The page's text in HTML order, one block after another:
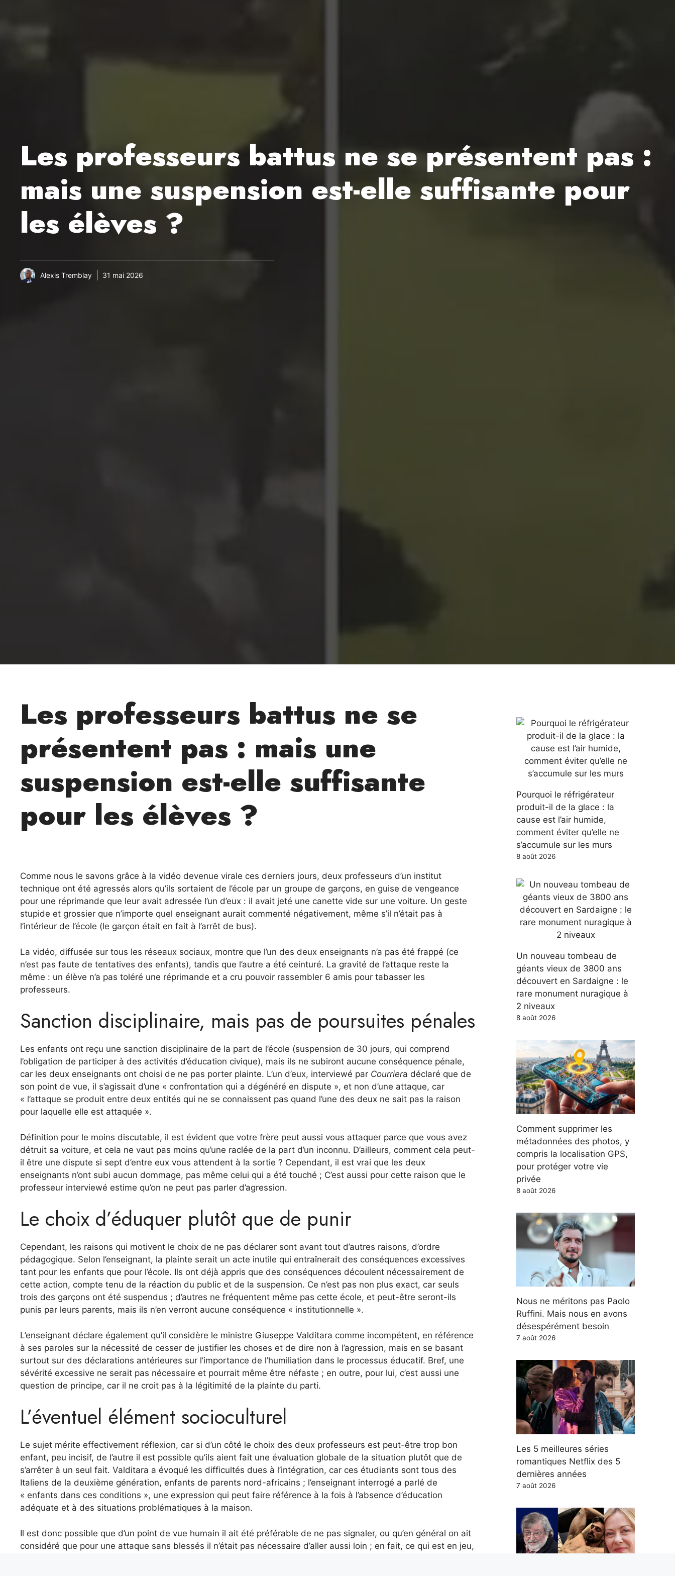
Les professeurs battus ne se présentent pas :
mais une suspension est-elle suffisante pour
les élèves ?
Alexis Tremblay 31 mai 2026
Les professeurs battus ne se
présentent pas : mais une
suspension est-elle suffisante
pour les élèves ?
Comme nous le savons grâce à la vidéo devenue virale ces derniers jours, deux professeurs d’un institut
technique ont été agressés alors qu’ils sortaient de l’école par un groupe de garçons, en guise de vengeance
pour une réprimande que leur avait adressée l’un d’eux : il avait jeté une canette vide sur une voiture. Un geste
stupide et grossier que n’importe quel enseignant aurait commenté négativement, même s’il n’était pas à
l’intérieur de l’école (le garçon était en fait à l’arrêt de bus).
La vidéo, diffusée sur tous les réseaux sociaux, montre que l’un des deux enseignants n’a pas été frappé (ce
n’est pas faute de tentatives des enfants), tandis que l’autre a été ceinturé. La gravité de l’attaque reste la
même : un élève n’a pas toléré une réprimande et a cru pouvoir rassembler 6 amis pour tabasser les
professeurs.
Sanction disciplinaire, mais pas de poursuites pénales
Les enfants ont reçu une sanction disciplinaire de la part de l’école (suspension de 30 jours, qui comprend
l’obligation de participer à des activités d’éducation civique), mais ils ne subiront aucune conséquence pénale,
car les deux enseignants ont choisi de ne pas porter plainte. L’un d’eux, interviewé par Courriera déclaré que de
son point de vue, il s’agissait d’une « confrontation qui a dégénéré en dispute », et non d’une attaque, car
« l’attaque se produit entre deux entités qui ne se connaissent pas quand l’une des deux ne sait pas la raison
pour laquelle elle est attaquée ».
Définition pour le moins discutable, il est évident que votre frère peut aussi vous attaquer parce que vous avez
détruit sa voiture, et cela ne vaut pas moins qu’une raclée de la part d’un inconnu. D’ailleurs, comment cela peut-
il être une dispute si sept d’entre eux vous attendent à la sortie ? Cependant, il est vrai que les deux
enseignants n’ont subi aucun dommage, pas même celui qui a été touché ; C’est aussi pour cette raison que le
professeur interviewé estime qu’on ne peut pas parler d’agression.
Le choix d’éduquer plutôt que de punir
Cependant, les raisons qui motivent le choix de ne pas déclarer sont avant tout d’autres raisons, d’ordre
pédagogique. Selon l’enseignant, la plainte serait un acte inutile qui entraînerait des conséquences excessives
tant pour les enfants que pour l’école. Ils ont déjà appris que des conséquences découlent nécessairement de
cette action, compte tenu de la réaction du public et de la suspension. Ce n’est pas non plus exact, car seuls
trois des garçons ont été suspendus ; d’autres ne fréquentent même pas cette école, et peut-être seront-ils
punis par leurs parents, mais ils n’en verront aucune conséquence « institutionnelle ».
L’enseignant déclare également qu’il considère le ministre Giuseppe Valditara comme incompétent, en référence
à ses paroles sur la nécessité de cesser de justifier les choses et de dire non à l’agression, mais en se basant
surtout sur des déclarations antérieures sur l’importance de l’humiliation dans le processus éducatif. Bref, une
sévérité excessive ne serait pas nécessaire et pourrait même être néfaste ; en outre, pour lui, c’est aussi une
question de principe, car il ne croit pas à la légitimité de la plainte du parti.
L’éventuel élément socioculturel
Le sujet mérite effectivement réflexion, car si d’un côté le choix des deux professeurs est peut-être trop bon
enfant, peu incisif, de l’autre il est possible qu’ils aient fait une évaluation globale de la situation plutôt que de
s’arrêter à un seul fait. Valditara a évoqué les difficultés dues à l’intégration, car ces étudiants sont tous des
Italiens de la deuxième génération, enfants de parents nord-africains ; l’enseignant interrogé a parlé de
« enfants dans ces conditions », une expression qui peut faire référence à la fois à l’absence d’éducation
adéquate et à des situations problématiques à la maison.
Il est donc possible que d’un point de vue humain il ait été préférable de ne pas signaler, ou qu’en général on ait
considéré que pour une attaque sans blessés il n’était pas nécessaire d’aller aussi loin ; en fait, ce qui est en jeu,
Pourquoi le réfrigérateur
produit-il de la glace : la
cause est l’air humide,
comment éviter qu’elle ne
s’accumule sur les murs
8 août 2026
Un nouveau tombeau de
géants vieux de 3800 ans
découvert en Sardaigne : le
rare monument nuragique à
2 niveaux
8 août 2026
Comment supprimer les
métadonnées des photos, y
compris la localisation GPS,
pour protéger votre vie
privée
8 août 2026
Nous ne méritons pas Paolo
Ruffini. Mais nous en avons
désespérément besoin
7 août 2026
Les 5 meilleures séries
romantiques Netflix des 5
dernières années
7 août 2026